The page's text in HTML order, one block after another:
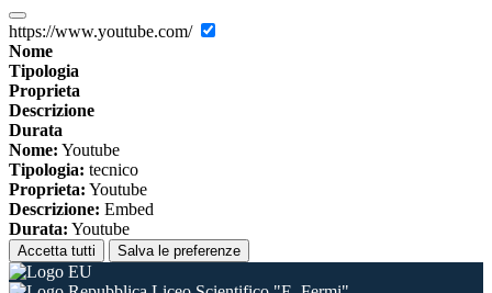
https://www.youtube.com/
Nome
Tipologia
Proprieta
Descrizione
Durata
Nome: Youtube
Tipologia: tecnico
Proprieta: Youtube
Descrizione: Embed
Durata: Youtube
Accetta tutti Salva le preferenze